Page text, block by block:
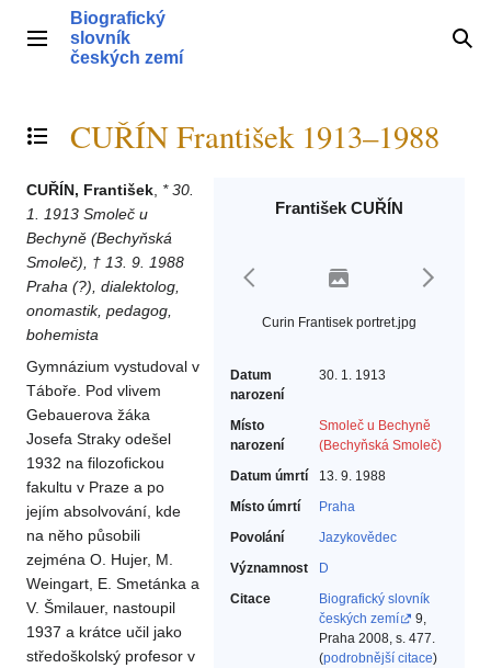
obsahHlavní menu
Biografický
slovník
českých zemí
Přepnout obsah
CUŘÍN František 1913–1988
František CUŘÍN
Curin Frantisek portret.jpg
Datum
narození
30. 1. 1913
Místo
narození
Smoleč u Bechyně
(Bechyňská Smoleč)
Datum úmrtí
13. 9. 1988
Místo úmrtí
Praha
Povolání
Jazykovědec‎
Významnost
D
Citace
Biografický slovník
českých zemí
9,
Praha 2008, s. 477.
(podrobnější citace)
CUŘÍN, František * 30.
1. 1913 Smoleč u
Bechyně (Bechyňská
Smoleč), † 13. 9. 1988
Praha (?), dialektolog,
onomastik, pedagog,
bohemista
Gymnázium vystudoval v
Táboře. Pod vlivem
Gebauerova žáka
Josefa Straky odešel
1932 na filozofickou
fakultu v Praze a po
jejím absolvování, kde
na něho působili
zejména O. Hujer, M.
Weingart, E. Smetánka a
V. Šmilauer, nastoupil
1937 a krátce učil jako
středoškolský profesor v